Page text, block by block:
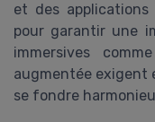
et des
pour garantir une
immersives
augmentée exigent
se fondre